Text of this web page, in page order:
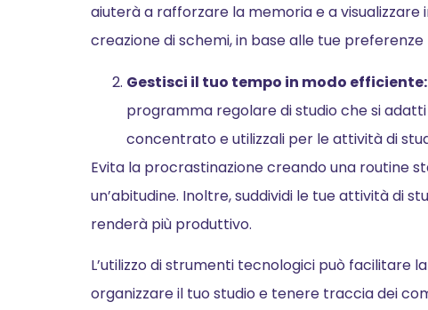
aiuterà a rafforzare la memoria e a
creazione di schemi, in base alle tue preferenze
Gestisci il tuo tempo in modo efficiente:
programma regolare di studio che si
concentrato e utilizzali per le attività di
Evita la procrastinazione creando una routine
un’abitudine. Inoltre, suddividi le tue attività di
renderà più produttivo.
L’utilizzo di strumenti tecnologici può
organizzare il tuo studio e tenere traccia dei